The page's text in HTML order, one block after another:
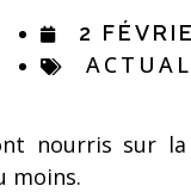
2
nourris sur
moins.